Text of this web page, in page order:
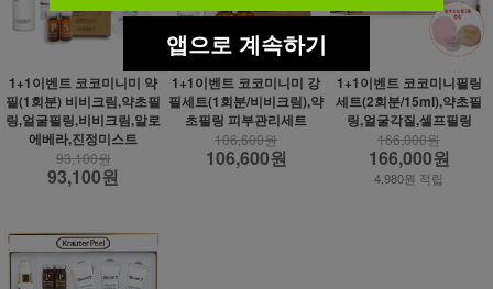
1+1이벤트 코코미니미 약
필(1회분) 비비크림,약초필
링,얼굴필링,비비크림,알로
에베라,진정미스트
93,100원
93,100원
1+1이벤트 코코미니미 강
필세트(1회분/비비크림),약
초필링 피부관리세트
106,600원
106,600원
1+1이벤트 코코미니필링
세트(2회분/15ml),약초필
링,얼굴각질,셀프필링
166,000원
166,000원
4,980원 적립
앱으로 계속하기